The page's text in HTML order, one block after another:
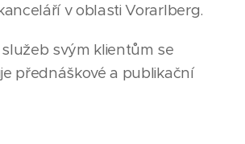
v oblasti Vorarlberg.
svým klientům se
přednáškové a publikační